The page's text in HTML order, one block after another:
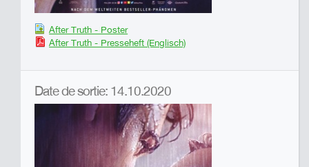
After Truth - Poster
After Truth - Presseheft (Englisch)
Date de sortie: 14.10.2020